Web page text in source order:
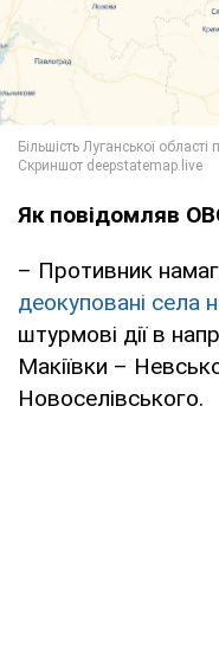
Як повідомляв
– Противник
деокуповані села
штурмові дії в
Макіївки –
Новоселівського.